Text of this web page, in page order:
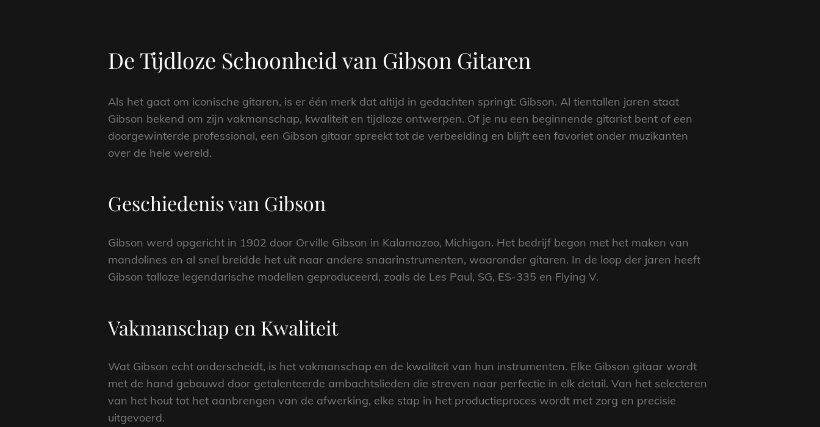
De Tijdloze Schoonheid van Gibson Gitaren
Als het gaat om iconische gitaren, is er één merk dat altijd in gedachten springt: Gibson. Al tientallen jaren staat
Gibson bekend om zijn vakmanschap, kwaliteit en tijdloze ontwerpen. Of je nu een beginnende gitarist bent of een
doorgewinterde professional, een Gibson gitaar spreekt tot de verbeelding en blijft een favoriet onder muzikanten
over de hele wereld.
Geschiedenis van Gibson
Gibson werd opgericht in 1902 door Orville Gibson in Kalamazoo, Michigan. Het bedrijf begon met het maken van
mandolines en al snel breidde het uit naar andere snaarinstrumenten, waaronder gitaren. In de loop der jaren heeft
Gibson talloze legendarische modellen geproduceerd, zoals de Les Paul, SG, ES-335 en Flying V.
Vakmanschap en Kwaliteit
Wat Gibson echt onderscheidt, is het vakmanschap en de kwaliteit van hun instrumenten. Elke Gibson gitaar wordt
met de hand gebouwd door getalenteerde ambachtslieden die streven naar perfectie in elk detail. Van het selecteren
van het hout tot het aanbrengen van de afwerking, elke stap in het productieproces wordt met zorg en precisie
uitgevoerd.